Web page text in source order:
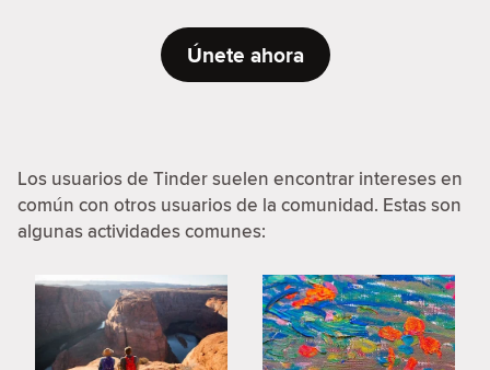
Únete ahora
Los usuarios de Tinder suelen encontrar intereses en
común con otros usuarios de la comunidad. Estas son
algunas actividades comunes: